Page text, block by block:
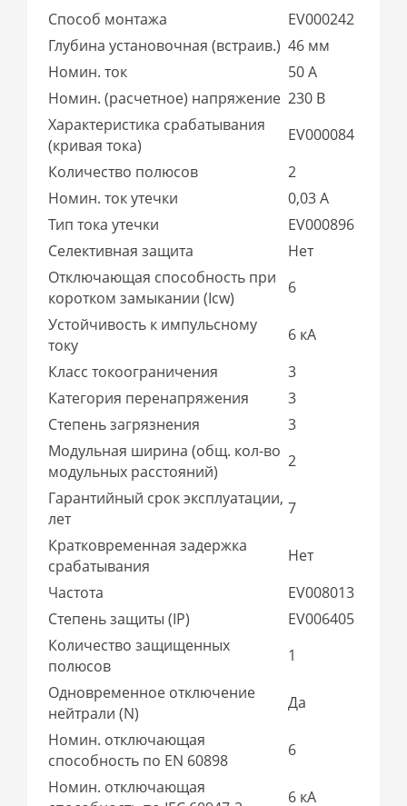
Способ монтажа
EV000242
Глубина установочная (встраив.) 46 мм
Номин. ток
50 А
Номин. (расчетное) напряжение 230 В
Характеристика срабатывания
(кривая тока)
EV000084
Количество полюсов
2
Номин. ток утечки
0,03 А
Тип тока утечки
EV000896
Селективная защита
Нет
Отключающая способность при
коротком замыкании (Icw)
6
Устойчивость к импульсному
току
6 кА
Класс токоограничения
3
Категория перенапряжения
3
Степень загрязнения
3
Модульная ширина (общ. кол-во
модульных расстояний)
2
Гарантийный срок эксплуатации,
лет
7
Кратковременная задержка
срабатывания
Нет
Частота
EV008013
Степень защиты (IP)
EV006405
Количество защищенных
полюсов
1
Одновременное отключение
нейтрали (N)
Да
Номин. отключающая
способность по EN 60898
6
Номин. отключающая
6 кА